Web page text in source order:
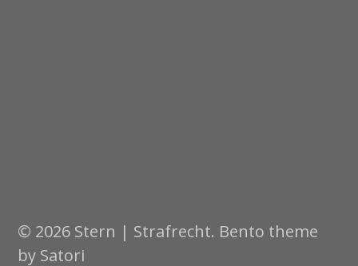
© 2026 Stern | Strafrecht. Bento theme
by Satori